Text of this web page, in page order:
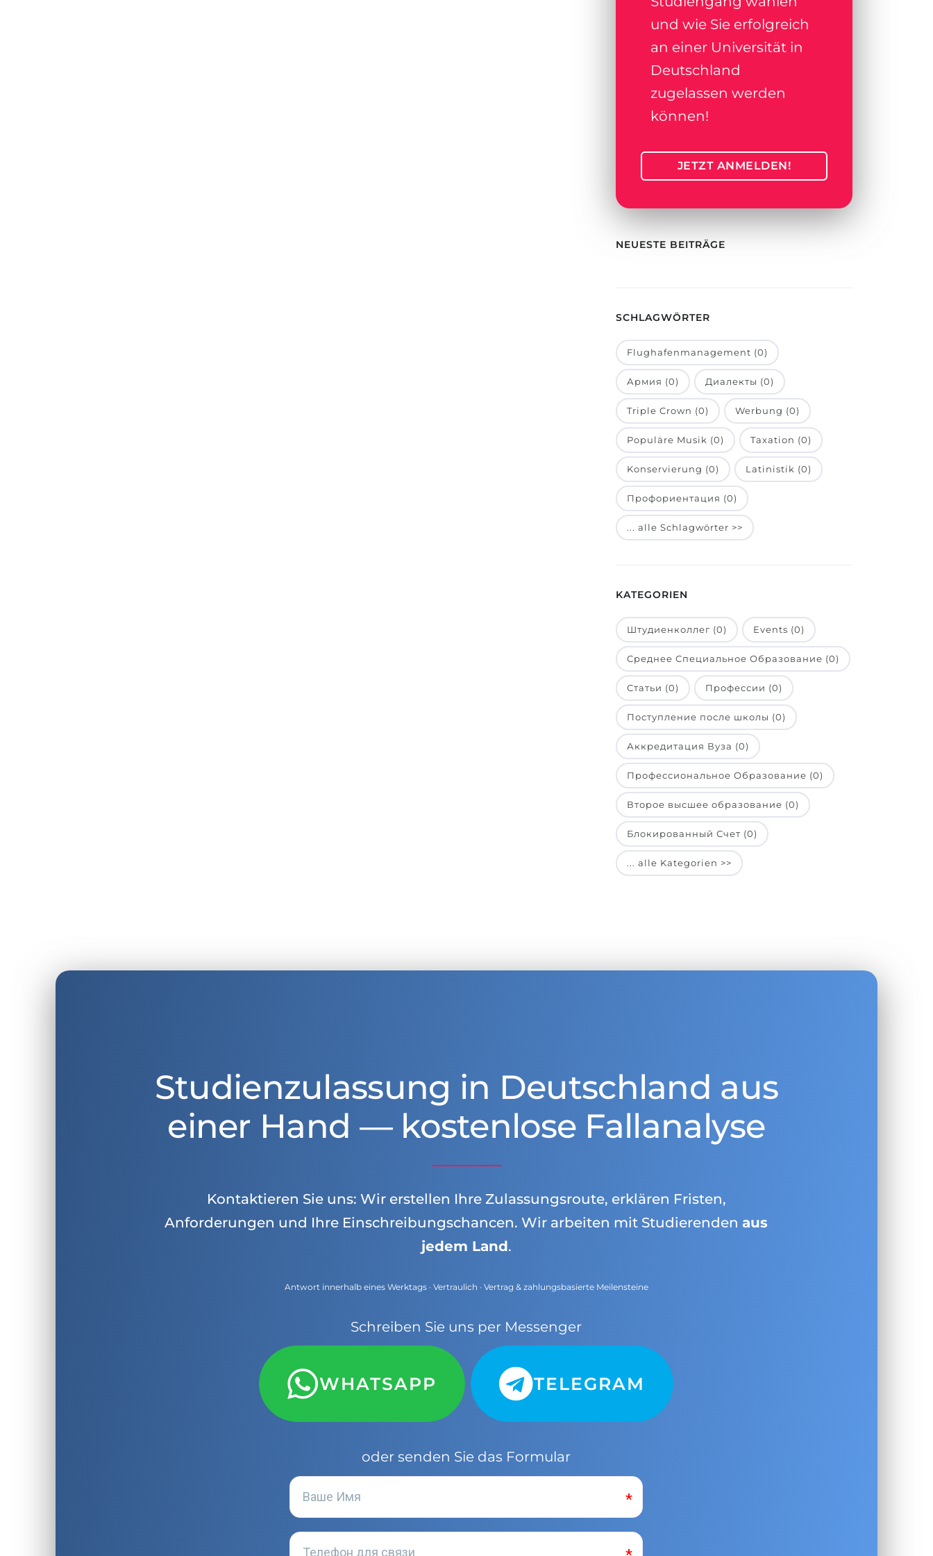
und wie Sie erfolgreich
an einer Universität in
Deutschland
zugelassen werden
können!
JETZT ANMELDEN!
NEUESTE BEITRÄGE
SCHLAGWÖRTER
Flughafenmanagement (0)
Армия (0) Диалекты (0)
Triple Crown (0) Werbung (0)
Populäre Musik (0) Taxation (0)
Konservierung (0) Latinistik (0)
Профориентация (0)
... alle Schlagwörter >>
KATEGORIEN
Штудиенколлег (0) Events (0)
Среднее Специальное Образование (0)
Статьи (0) Профессии (0)
Поступление после школы (0)
Аккредитация Вуза (0)
Профессиональное Образование (0)
Второе высшее образование (0)
Блокированный Счет (0)
... alle Kategorien >>
Studienzulassung in Deutschland aus
einer Hand — kostenlose Fallanalyse
Kontaktieren Sie uns: Wir erstellen Ihre Zulassungsroute, erklären Fristen,
Anforderungen und Ihre Einschreibungschancen. Wir arbeiten mit Studierendenaus
jedem Land.
Antwort innerhalb eines Werktags · Vertraulich · Vertrag & zahlungsbasierte Meilensteine
Schreiben Sie uns per Messenger
WHATSAPP TELEGRAM
oder senden Sie das Formular